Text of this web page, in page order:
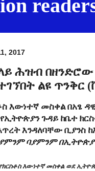
2017
ሕዝብ በዘንድሮው
ልዩ ጥንቅር
እውነተኛ መስቀል በአፄ
ጉዳይ ከቤተ
እንዳለባቸው ቢያንስ
ባያምንም
እውነተኛ መስቀል ወደ